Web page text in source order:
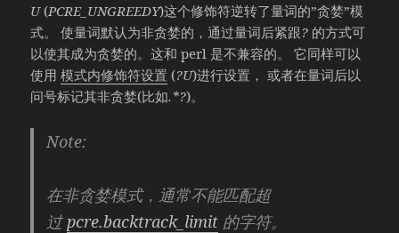
U(PCRE_UNGREEDY)这个修饰符逆转了量词的”贪婪”模
式。 使量词默认为非贪婪的，通过量词后紧跟? 的方式可
以使其成为贪婪的。这和 perl 是不兼容的。 它同样可以
使用模式内修饰符设置 (?U)进行设置， 或者在量词后以
问号标记其非贪婪(比如.*?)。
Note:
在非贪婪模式，通常不能匹配超
过pcre.backtrack_limit 的字符。